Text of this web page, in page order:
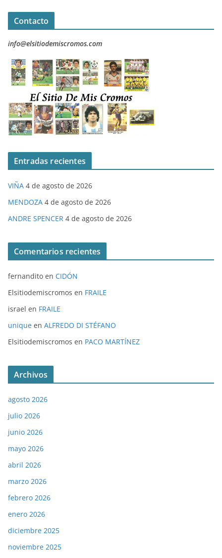
Contacto
info@elsitiodemiscromos.com
Entradas recientes
VIÑA 4 de agosto de 2026
MENDOZA 4 de agosto de 2026
ANDRE SPENCER 4 de agosto de 2026
Comentarios recientes
fernandito en CIDÓN
Elsitiodemiscromos en FRAILE
israel en FRAILE
unique en ALFREDO DI STÉFANO
Elsitiodemiscromos en PACO MARTÍNEZ
Archivos
agosto 2026
julio 2026
junio 2026
mayo 2026
abril 2026
marzo 2026
febrero 2026
enero 2026
diciembre 2025
noviembre 2025